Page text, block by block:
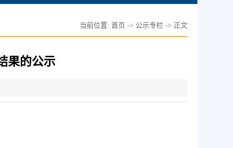
当前位置: 首页 -> 公示专栏 -> 正文
果的公示